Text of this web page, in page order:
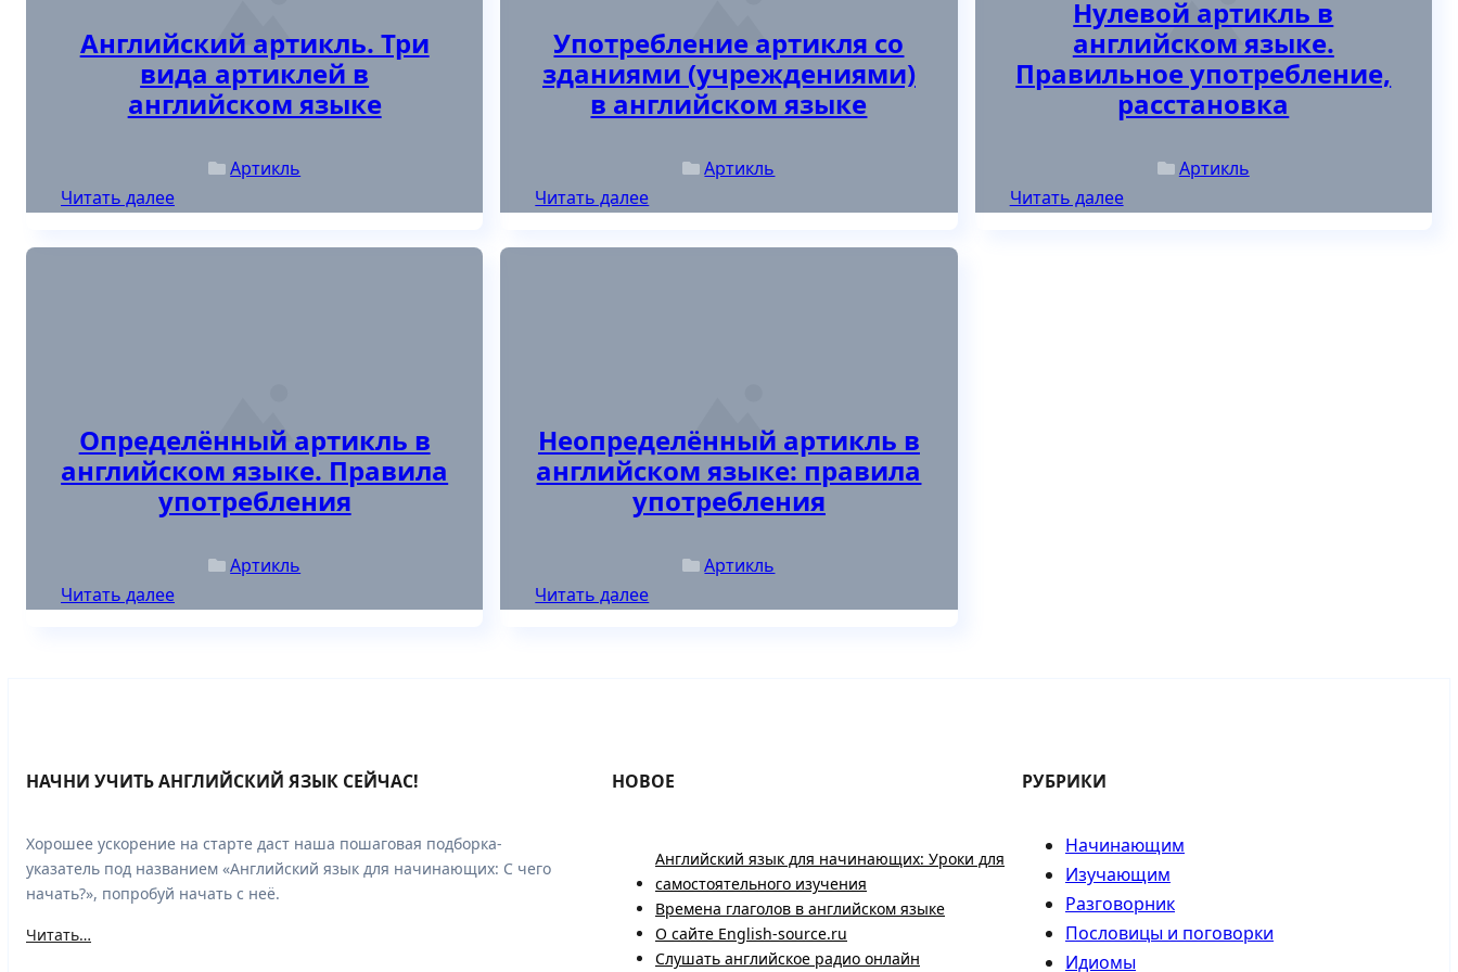
Английский артикль. Три
вида артиклей в
английском языке
Артикль
Читать далее
Употребление артикля со
зданиями (учреждениями)
в английском языке
Артикль
Читать далее
Нулевой артикль в
английском языке.
Правильное употребление,
расстановка
Артикль
Читать далее
Определённый артикль в
английском языке. Правила
употребления
Артикль
Читать далее
Неопределённый артикль в
английском языке: правила
употребления
Артикль
Читать далее
НАЧНИ УЧИТЬ АНГЛИЙСКИЙ ЯЗЫК СЕЙЧАС!
Хорошее ускорение на старте даст наша пошаговая подборка-
указатель под названием «Английский язык для начинающих: С чего
начать?», попробуй начать с неё.
Читать…
НОВОЕ
Английский язык для начинающих: Уроки для
самостоятельного изучения
Времена глаголов в английском языке
О сайте English-source.ru
Слушать английское радио онлайн
РУБРИКИ
Начинающим
Изучающим
Разговорник
Пословицы и поговорки
Идиомы